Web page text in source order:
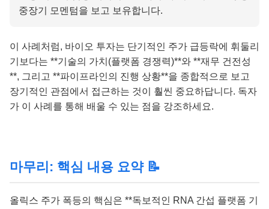
중장기 모멘텀을 보고 보유합니다.
이 사례처럼, 바이오 투자는 단기적인 주가 급등락에 휘둘리
기보다는 **기술의 가치(플랫폼 경쟁력)**와 **재무 건전성
**, 그리고 **파이프라인의 진행 상황**을 종합적으로 보고
장기적인 관점에서 접근하는 것이 훨씬 중요하답니다. 독자
가 이 사례를 통해 배울 수 있는 점을 강조하세요.
마무리: 핵심 내용 요약 📝
올릭스 주가 폭등의 핵심은 **독보적인 RNA 간섭 플랫폼 기